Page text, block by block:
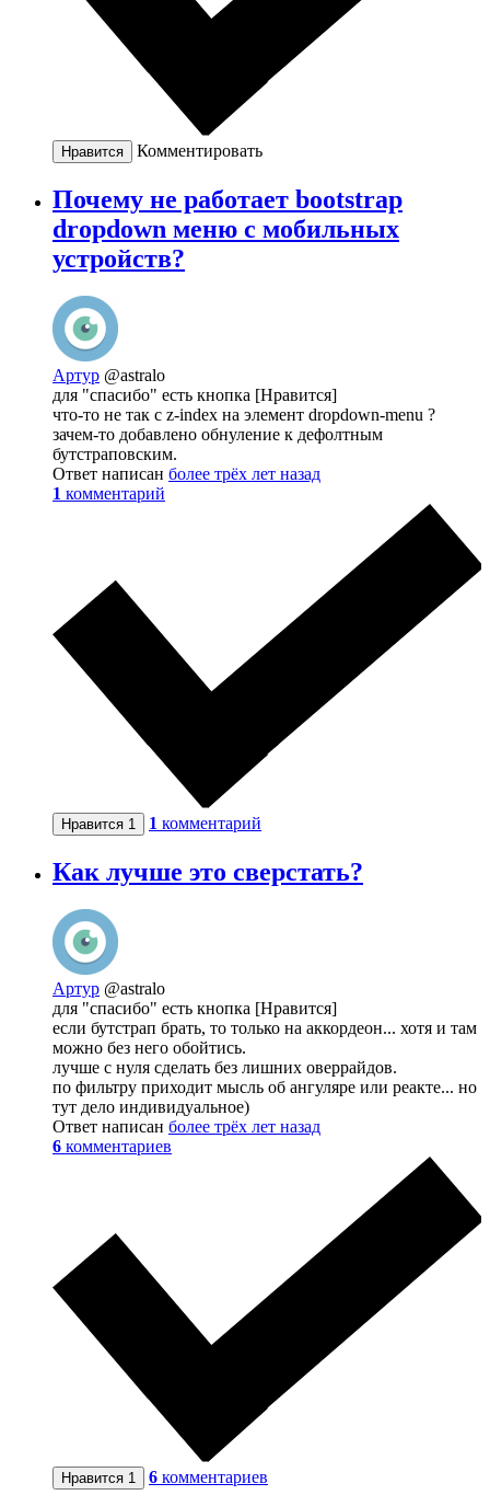
Нравится Комментировать
Почему не работает bootstrap
dropdown меню с мобильных
устройств?
Артур @astralo
для "спасибо" есть кнопка [Нравится]
что-то не так с z-index на элемент dropdown-menu ?
зачем-то добавлено обнуление к дефолтным
бутстраповским.
Ответ написан более трёх лет назад
1 комментарий
Нравится 1 1 комментарий
Как лучше это сверстать?
Артур @astralo
для "спасибо" есть кнопка [Нравится]
если бутстрап брать, то только на аккордеон... хотя и там
можно без него обойтись.
лучше с нуля сделать без лишних оверрайдов.
по фильтру приходит мысль об ангуляре или реакте... но
тут дело индивидуальное)
Ответ написан более трёх лет назад
6 комментариев
Нравится 1 6 комментариев